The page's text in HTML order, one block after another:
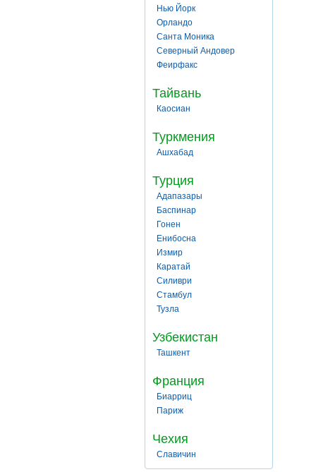
Нью Йорк
Орландо
Санта Моника
Северный Андовер
Феирфакс
Тайвань
Каосиан
Туркмения
Ашхабад
Турция
Адапазары
Баспинар
Гонен
Енибосна
Измир
Каратай
Силиври
Стамбул
Тузла
Узбекистан
Ташкент
Франция
Биарриц
Париж
Чехия
Славичин